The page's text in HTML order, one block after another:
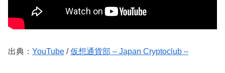
出典： YouTube /仮想通貨部 – Japan Cryptoclub –